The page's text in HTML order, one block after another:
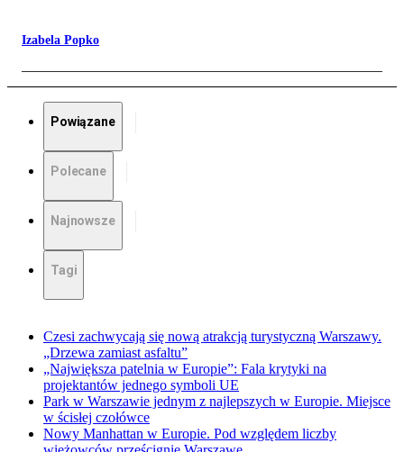
Izabela Popko
Powiązane
Polecane
Najnowsze
Tagi
Czesi zachwycają się nową atrakcją turystyczną Warszawy.
„Drzewa zamiast asfaltu”
„Największa patelnia w Europie”: Fala krytyki na
projektantów jednego symboli UE
Park w Warszawie jednym z najlepszych w Europie. Miejsce
w ścisłej czołówce
Nowy Manhattan w Europie. Pod względem liczby